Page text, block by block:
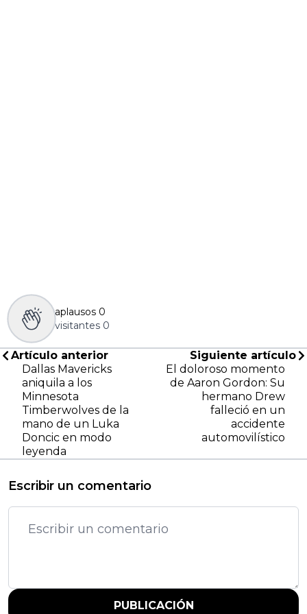
aplausos 0
visitantes 0
Artículo anterior
Dallas Mavericks
aniquila a los
Minnesota
Timberwolves de la
mano de un Luka
Doncic en modo
leyenda
Siguiente artículo
El doloroso momento
de Aaron Gordon: Su
hermano Drew
falleció en un
accidente
automovilístico
Escribir un comentario
PUBLICACIÓN